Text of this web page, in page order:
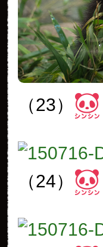
（23）
（24）